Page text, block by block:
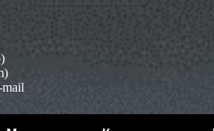
mail